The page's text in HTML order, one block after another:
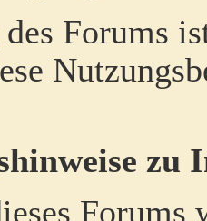
Forums
zu
Forums